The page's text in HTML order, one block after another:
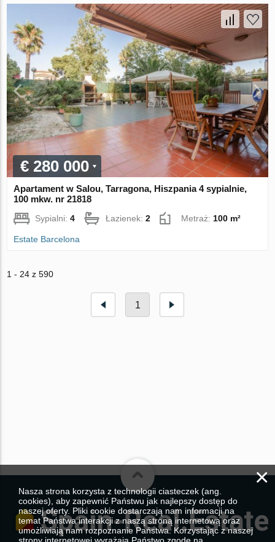
€ 280 000
Apartament w Salou, Tarragona, Hiszpania 4 sypialnie,
100 mkw. nr 21818
Sypialni:4 Łazienek:2 Metraż:100 m²
Estate Barcelona
1 - 24 z 590
1
×
Nasza strona korzysta z technologii ciasteczek (ang.
cookies), aby zapewnić Państwu jak najlepszy dostęp do
naszej oferty. Pliki cookie dostarczają nam informacji na
temat Państwa interakcji z naszą stroną internetową oraz
umożliwiają nam rozpoznanie Państwa. Korzystając z naszej